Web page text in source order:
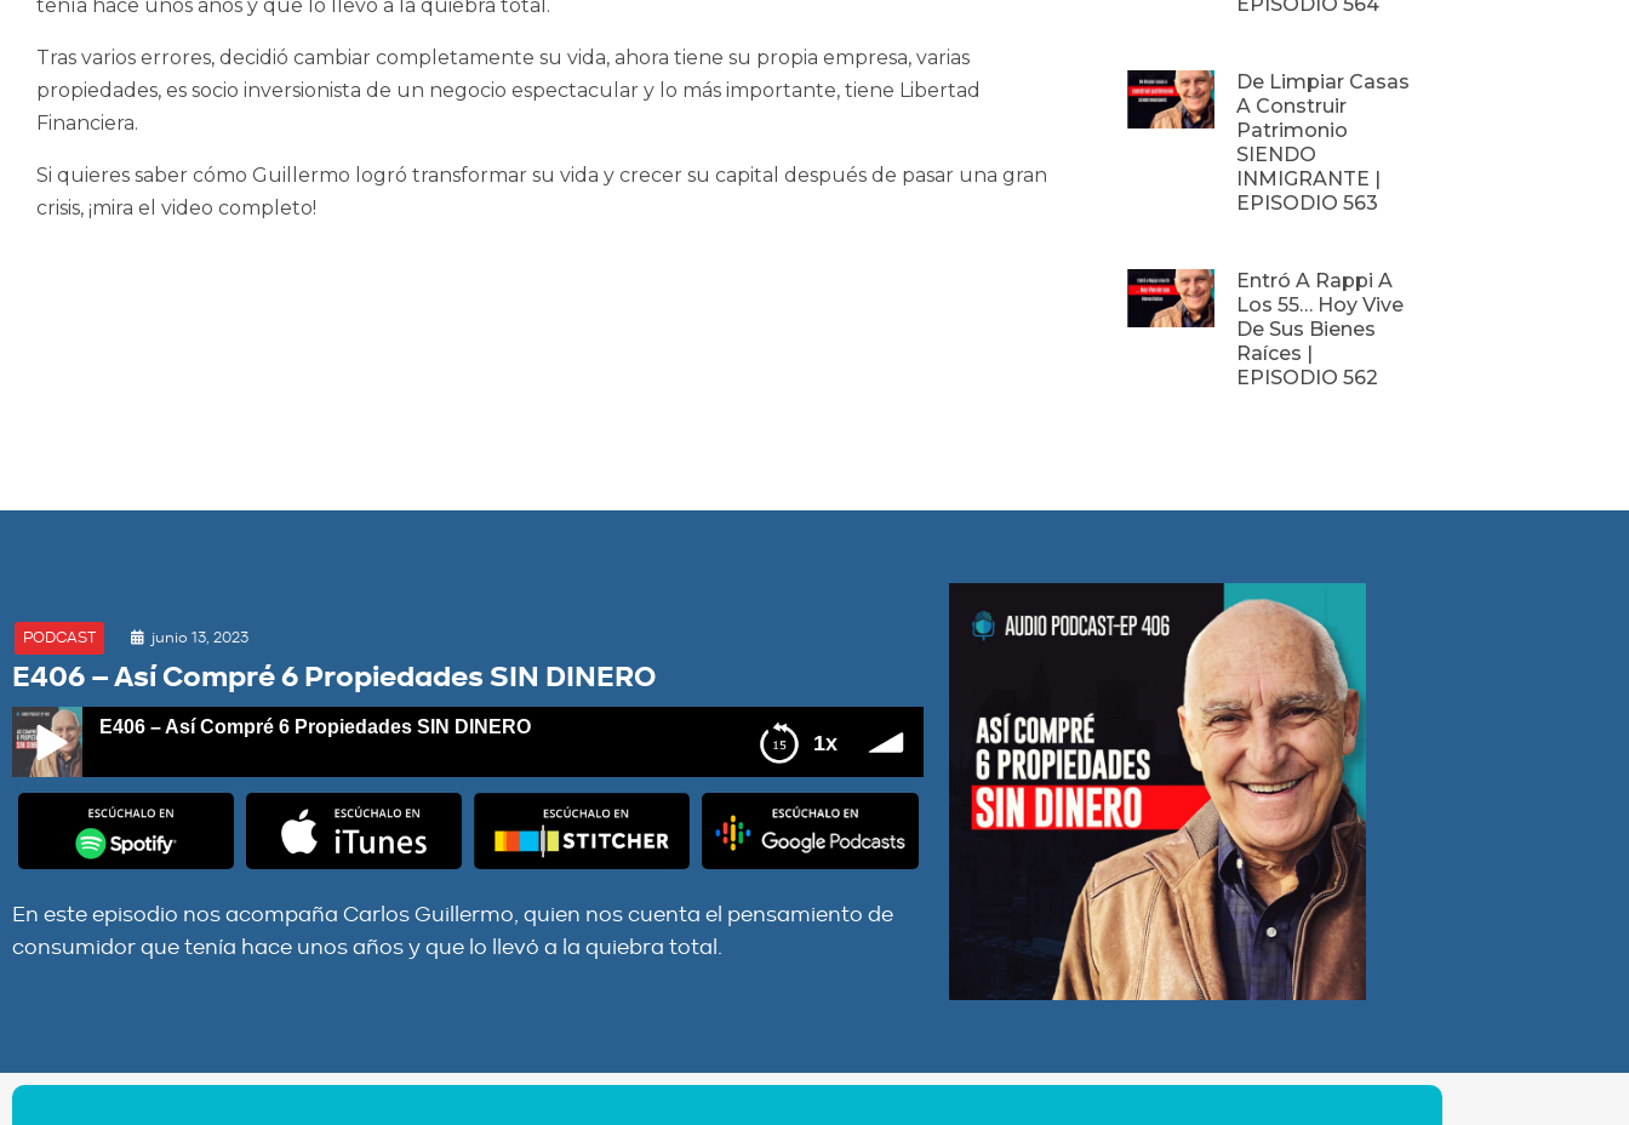
tenía hace unos años y que lo llevó a la quiebra total.
Tras varios errores, decidió cambiar completamente su vida, ahora tiene su propia empresa, varias
propiedades, es socio inversionista de un negocio espectacular y lo más importante, tiene Libertad
Financiera.
Si quieres saber cómo Guillermo logró transformar su vida y crecer su capital después de pasar una gran
crisis, ¡mira el video completo!
De Limpiar Casas
A Construir
Patrimonio
SIENDO
INMIGRANTE |
EPISODIO 563
Entró A Rappi A
Los 55… Hoy Vive
De Sus Bienes
Raíces |
EPISODIO 562
PODCAST junio 13, 2023
E406 – Así Compré 6 Propiedades SIN DINERO
1x
E406 – Así Compré 6 Propiedades SIN DINERO
E406 – Así Compré 6 Propiedades SIN DINERO
En este episodio nos acompaña Carlos Guillermo, quien nos cuenta el pensamiento de
consumidor que tenía hace unos años y que lo llevó a la quiebra total.